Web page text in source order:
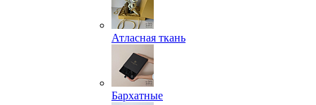
Атласная ткань
Бархатные